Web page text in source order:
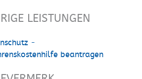
LEISTUNGEN
-
beantragen